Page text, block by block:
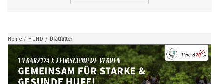
Home / HUND / Diätfutter